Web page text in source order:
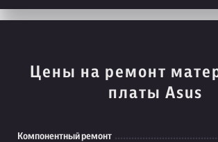
Цены на ремонт
платы Asus
Компонентный ремонт